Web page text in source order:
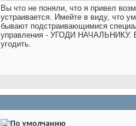
Вы что не поняли, что я привел
устраивается. Имейте в виду, что
бывают подстраивающимися
управления - УГОДИ НАЧАЛЬНИКУ.
угодить.